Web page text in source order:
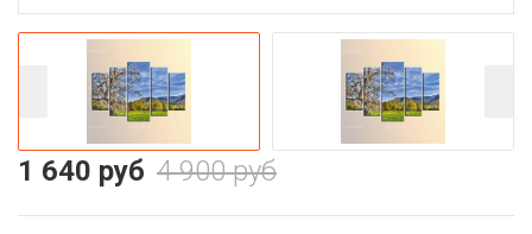
4 900 руб
1 640 руб